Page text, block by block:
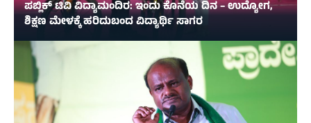
ಪಬ್ಲಿಕ್ ಟಿವಿ ವಿದ್ಯಾಮಂದಿರ: ಇಂದು ಕೊನೆಯ ದಿನ – ಉದ್ಯೋಗ,
ಶಿಕ್ಷಣ ಮೇಳಕ್ಕೆ ಹರಿದುಬಂದ ವಿದ್ಯಾರ್ಥಿ ಸಾಗರ